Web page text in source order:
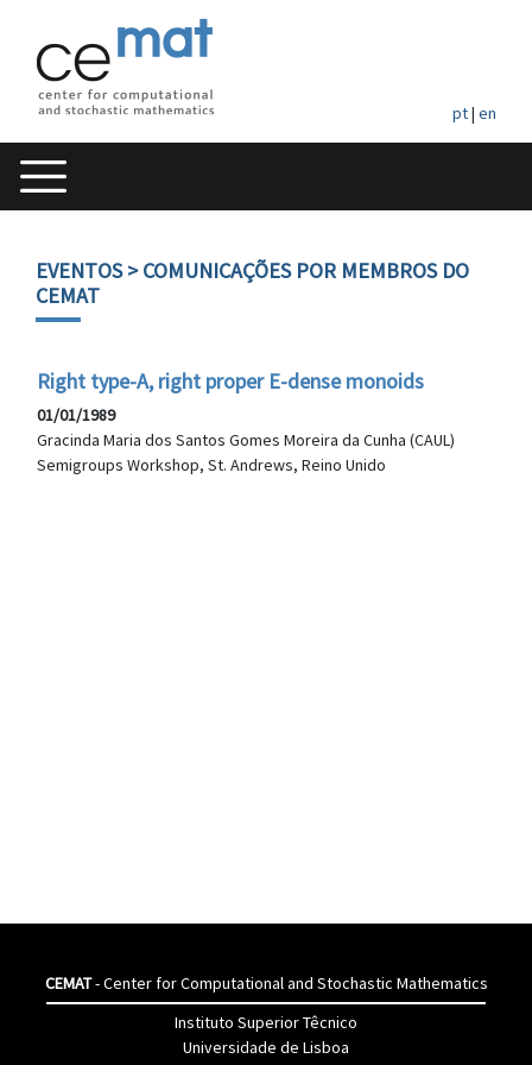
pt| en
EVENTOS> COMUNICAÇÕES POR MEMBROS DO
CEMAT
Right type-A, right proper E-dense monoids
01/01/1989
Gracinda Maria dos Santos Gomes Moreira da Cunha (CAUL)
Semigroups Workshop, St. Andrews, Reino Unido
CEMAT- Center for Computational and Stochastic Mathematics
Instituto Superior Têcnico
Universidade de Lisboa